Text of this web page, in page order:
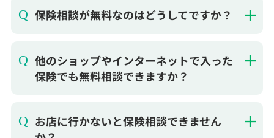
他のショップやインターネットで入った
お店に行かないと保険相談できません